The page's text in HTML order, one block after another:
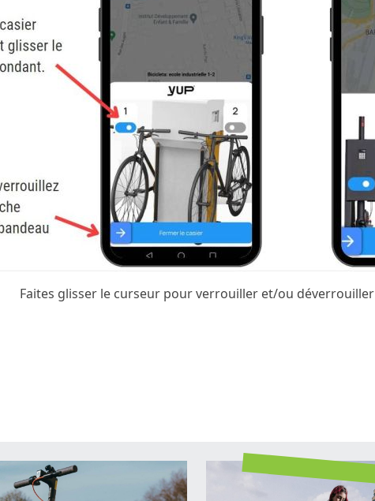
Faites glisser le curseur pour verrouiller et/ou déverrouiller